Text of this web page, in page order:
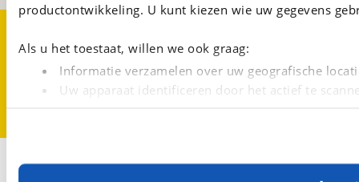
productontwikkeling. U kunt kiezen wie uw gegevens
Als u het toestaat, willen we ook graag:
Informatie verzamelen over uw geografische
Uw apparaat identificeren door het actief te
Met cookies en vergelijkbare technieken zorgen we
CookievoorkeurenVacatures